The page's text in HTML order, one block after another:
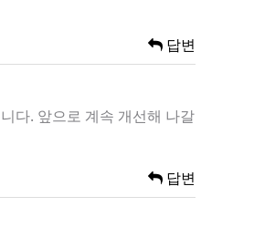
답변
다. 앞으로 계속 개선해 나갈
답변